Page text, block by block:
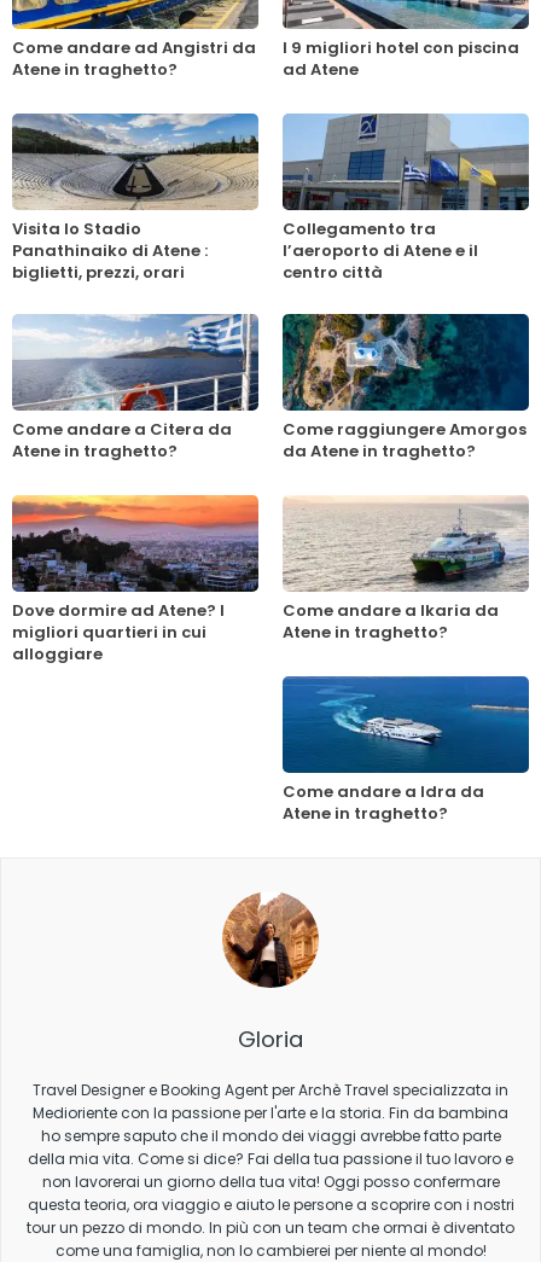
Come andare ad Angistri da
Atene in traghetto?
I 9 migliori hotel con piscina
ad Atene
Visita lo Stadio
Panathinaiko di Atene :
biglietti, prezzi, orari
Collegamento tra
l’aeroporto di Atene e il
centro città
Come andare a Citera da
Atene in traghetto?
Come raggiungere Amorgos
da Atene in traghetto?
Dove dormire ad Atene? I
migliori quartieri in cui
alloggiare
Come andare a Ikaria da
Atene in traghetto?
Come andare a Idra da
Atene in traghetto?
Gloria
Travel Designer e Booking Agent per Archè Travel specializzata in
Medioriente con la passione per l'arte e la storia. Fin da bambina
ho sempre saputo che il mondo dei viaggi avrebbe fatto parte
della mia vita. Come si dice? Fai della tua passione il tuo lavoro e
non lavorerai un giorno della tua vita! Oggi posso confermare
questa teoria, ora viaggio e aiuto le persone a scoprire con i nostri
tour un pezzo di mondo. In più con un team che ormai è diventato
come una famiglia, non lo cambierei per niente al mondo!